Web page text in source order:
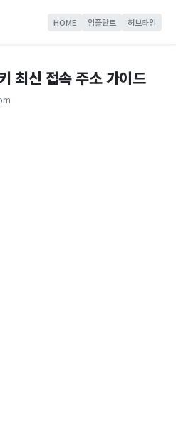
HOME 임플란트 허브타임
최신 접속 주소 가이드